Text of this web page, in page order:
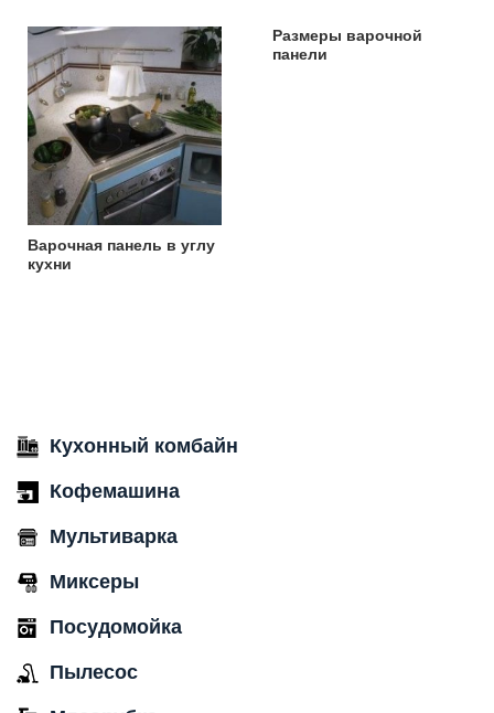
Варочная панель в углу
кухни
Размеры варочной
панели
Кухонный комбайн
Кофемашина
Мультиварка
Миксеры
Посудомойка
Пылесос